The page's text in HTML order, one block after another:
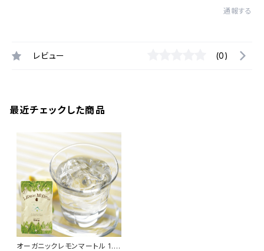
通報する
レビュー (0)
最近チェックした商品
オーガニックレモンマートル 1.5